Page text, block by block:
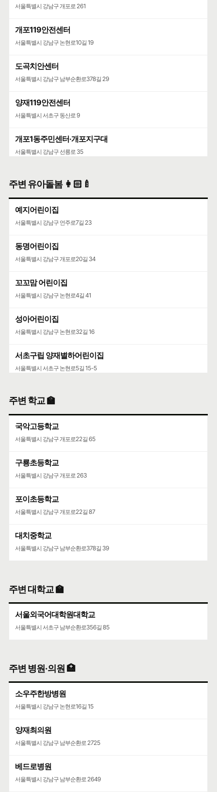
서울특별시 강남구 개포로 261
개포119안전센터
서울특별시 강남구 논현로10길 19
도곡치안센터
서울특별시 강남구 남부순환로378길 29
양재119안전센터
서울특별시 서초구 동산로 9
개포1동주민센터·개포지구대
서울특별시 강남구 선릉로 35
주변 유아돌봄 👩🏻‍🍼
예지어린이집
서울특별시 강남구 언주로7길 23
동명어린이집
서울특별시 강남구 개포로20길 34
꼬꼬맘 어린이집
서울특별시 강남구 논현로4길 41
성아어린이집
서울특별시 강남구 논현로32길 16
서초구립 양재별하어린이집
서울특별시 서초구 논현로5길 15-5
서울특별시 서초구 논현로5길 28
양재동주민사회복지관·서초한별어린이집
서울특별시 서초구 마방로2길 15-9
서초구립양재목련어린이집
서울특별시 서초구 언남16길 37
주변 학교 🏫
국악고등학교
서울특별시 강남구 개포로22길 65
구룡초등학교
서울특별시 강남구 개포로 263
포이초등학교
서울특별시 강남구 개포로22길 87
대치중학교
서울특별시 강남구 남부순환로378길 39
주변 대학교 🏫
서울외국어대학원대학교
서울특별시 서초구 남부순환로356길 85
주변 병원·의원 🏥
소우주한방병원
서울특별시 강남구 논현로16길 15
양재최의원
서울특별시 강남구 남부순환로 2725
베드로병원
서울특별시 강남구 남부순환로 2649